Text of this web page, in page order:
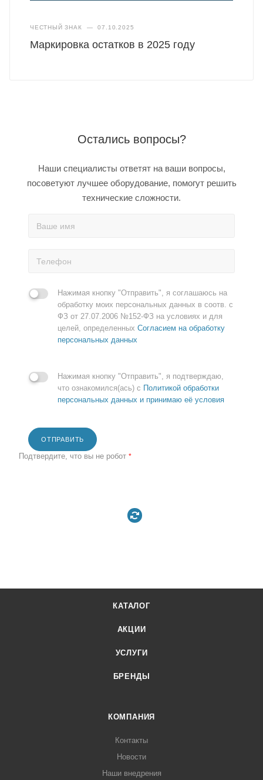
ЧЕСТНЫЙ ЗНАК — 07.10.2025
Маркировка остатков в 2025 году
Остались вопросы?
Наши специалисты ответят на ваши вопросы,
посоветуют лучшее оборудование, помогут решить
технические сложности.
Нажимая кнопку "Отправить", я соглашаюсь на
обработку моих персональных данных в соотв. с
ФЗ от 27.07.2006 №152-ФЗ на условиях и для
целей, определенных Согласием на обработку
персональных данных
Нажимая кнопку "Отправить", я подтверждаю,
что ознакомился(ась) с Политикой обработки
персональных данных и принимаю её условия
ОТПРАВИТЬ
Подтвердите, что вы не робот *
КАТАЛОГ
АКЦИИ
УСЛУГИ
БРЕНДЫ
КОМПАНИЯ
Контакты
Новости
Наши внедрения